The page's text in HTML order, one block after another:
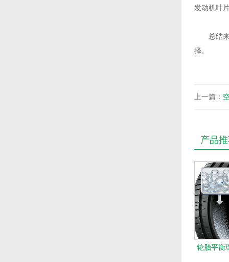
发动机叶
总结来
择。
上一篇：
产品
轮胎平衡